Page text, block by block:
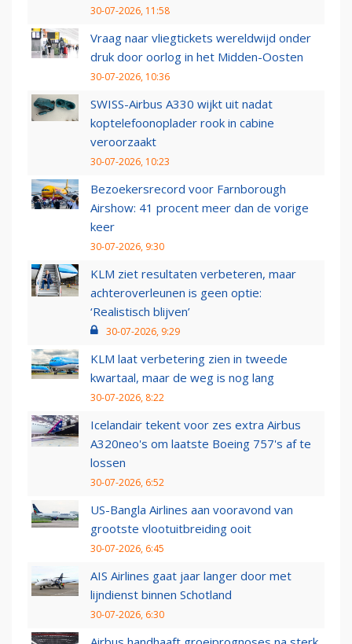
30-07-2026, 11:58
Vraag naar vliegtickets wereldwijd onder
druk door oorlog in het Midden-Oosten
30-07-2026, 10:36
SWISS-Airbus A330 wijkt uit nadat
koptelefoonoplader rook in cabine
veroorzaakt
30-07-2026, 10:23
Bezoekersrecord voor Farnborough
Airshow: 41 procent meer dan de vorige
keer
30-07-2026, 9:30
KLM ziet resultaten verbeteren, maar
achteroverleunen is geen optie:
‘Realistisch blijven’
30-07-2026, 9:29
KLM laat verbetering zien in tweede
kwartaal, maar de weg is nog lang
30-07-2026, 8:22
Icelandair tekent voor zes extra Airbus
A320neo's om laatste Boeing 757's af te
lossen
30-07-2026, 6:52
US-Bangla Airlines aan vooravond van
grootste vlootuitbreiding ooit
30-07-2026, 6:45
AIS Airlines gaat jaar langer door met
lijndienst binnen Schotland
30-07-2026, 6:30